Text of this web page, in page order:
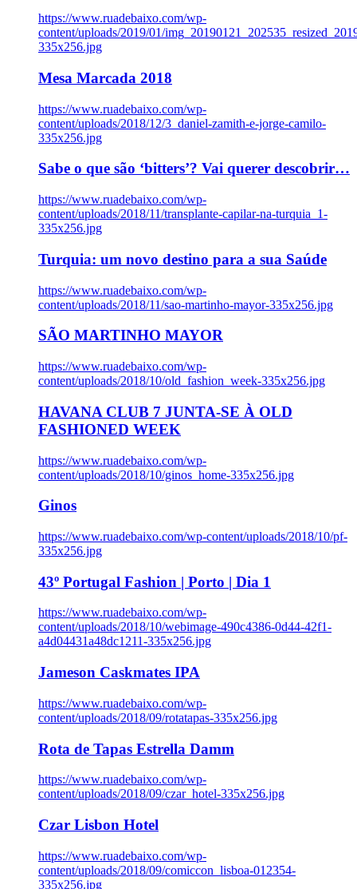
https://www.ruadebaixo.com/wp-
content/uploads/2019/01/
335x256.jpg
Mesa Marcada 2018
https://www.ruadebaixo.com/wp-
content/uploads/2018/12/3_daniel-zamith-e-jorge-camilo-
335x256.jpg
Sabe o que são ‘bitters’? Vai querer descobrir…
https://www.ruadebaixo.com/wp-
content/uploads/2018/11/transplante-capilar-na-turquia_1-
335x256.jpg
Turquia: um novo destino para a sua Saúde
https://www.ruadebaixo.com/wp-
content/uploads/2018/11/sao-martinho-mayor-335x256.jpg
SÃO MARTINHO MAYOR
https://www.ruadebaixo.com/wp-
content/uploads/2018/10/old_fashion_week-335x256.jpg
HAVANA CLUB 7 JUNTA-SE À OLD
FASHIONED WEEK
https://www.ruadebaixo.com/wp-
content/uploads/2018/10/ginos_home-335x256.jpg
Ginos
https://www.ruadebaixo.com/wp-content/uploads/2018/10/pf-
335x256.jpg
43º Portugal Fashion | Porto | Dia 1
https://www.ruadebaixo.com/wp-
content/uploads/2018/10/webimage-490c4386-0d44-42f1-
a4d04431a48dc1211-335x256.jpg
Jameson Caskmates IPA
https://www.ruadebaixo.com/wp-
content/uploads/2018/09/rotatapas-335x256.jpg
Rota de Tapas Estrella Damm
https://www.ruadebaixo.com/wp-
content/uploads/2018/09/czar_hotel-335x256.jpg
Czar Lisbon Hotel
https://www.ruadebaixo.com/wp-
content/uploads/2018/09/comiccon_lisboa-012354-
335x256.jpg